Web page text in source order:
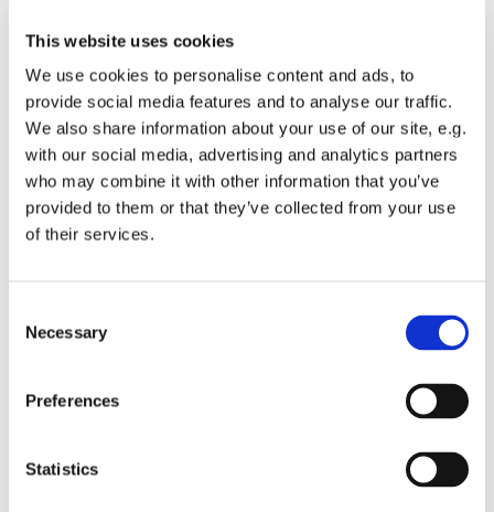
This website uses cookies
We use cookies to personalise content and ads, to
provide social media features and to analyse our traffic.
We also share information about your use of our site, e.g.
with our social media, advertising and analytics partners
who may combine it with other information that you’ve
provided to them or that they’ve collected from your use
of their services.
Selection
Necessary
Preferences
Statistics